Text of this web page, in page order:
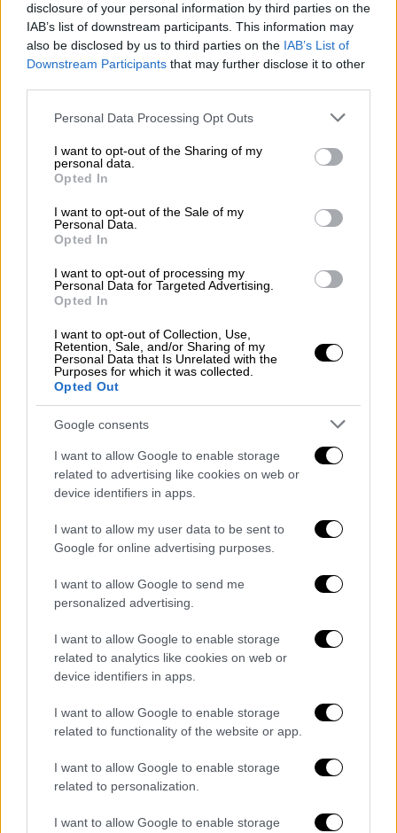
disclosure of your personal information by third parties on the
IAB’s list of downstream participants. This information may
also be disclosed by us to third parties on the IAB’s List of
Downstream Participants that may further disclose it to other
Please note that this website/app uses one or more Google
not limited to your visit or usage behaviour. You may click to
grant or deny consent to Google and its third-party tags to
use your data for below specified purposes in below Google
consent section.
Personal Data Processing Opt Outs
I want to opt-out of the Sharing of my
personal data.
Opted In
I want to opt-out of the Sale of my
Personal Data.
Opted In
I want to opt-out of processing my
Personal Data for Targeted Advertising.
Opted In
I want to opt-out of Collection, Use,
Retention, Sale, and/or Sharing of my
Personal Data that Is Unrelated with the
Purposes for which it was collected.
Opted Out
Google consents
I want to allow Google to enable storage
related to advertising like cookies on web or
device identifiers in apps.
I want to allow my user data to be sent to
Google for online advertising purposes.
I want to allow Google to send me
personalized advertising.
I want to allow Google to enable storage
related to analytics like cookies on web or
device identifiers in apps.
I want to allow Google to enable storage
related to functionality of the website or app.
I want to allow Google to enable storage
related to personalization.
I want to allow Google to enable storage
Κόσμος|16.06.2025 06:40
Νέο μπαράζ επιθέσεων μεταξύ Ιράν -
Ισραήλ: «Πιέζει για συμφωνία ο
Τραμπ - Δεν διαπραγματεύεται
δηλώνει η Τεχεράνη»
έχασε τη ζωή του όταν έπεσε τοιχίο πάνω
στο όχημα στο οποίο επέβαινε, στη συνοικία
Ιντεπεντένσια
της περουβιανής
πρωτεύουσας.
«Καλώ τους πολίτες να παραμείνουν
ήρεμοι», δήλωσε η πρόεδροςΝτίνα
Μπολουάρτε, θυμίζοντας πως δεν εκδόθηκε
προειδοποίηση για τσουνάμι. Βίντεο που
μεταδόθηκε από το τηλεοπτικό δίκτυο
κοινότητες στη Λίμα και στα περίχωρά της.
«Οι δονήσεις έγιναν πιο αισθητές στη Λίμα
και στην Καγιάο. Μέχρι αυτή την ώρα δεν
έχουμε πληροφορίες για ζημιές ή θύματα»,
ινστιτούτου γεωφυσικής του Περού, ο
Ερνάντο Ταβέρα
Περού βρίσκεται πάνω στον λεγόμενο
δακτύλιο της φωτιάς του Ειρηνικού
Ωκεανού, αχανή ζώνη έντονης ηφαιστειακής
και σεισμικής δραστηριότητας που φθάνει
να εκτείνεται κατά μήκος των δυτικών
ακτών της αμερικανικής ηπείρου. Στη χώρα
καταγράφονται κάθε χρόνο εκατοντάδες
αισθητές σεισμικές δονήσεις.